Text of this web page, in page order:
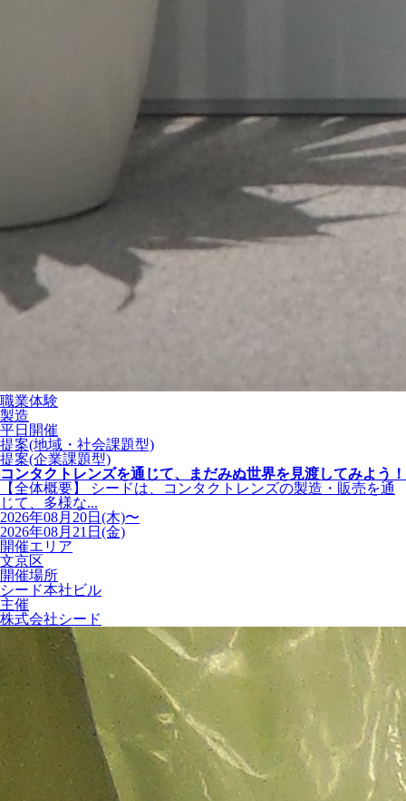
職業体験
製造
平日開催
提案(地域・社会課題型)
提案(企業課題型)
コンタクトレンズを通じて、まだみぬ世界を見渡してみよう！
【全体概要】 シードは、コンタクトレンズの製造・販売を通
じて、多様な...
2026年08月20日(木)〜
2026年08月21日(金)
開催エリア
文京区
開催場所
シード本社ビル
主催
株式会社シード